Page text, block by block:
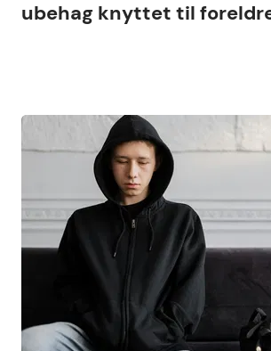
ubehag knyttet til